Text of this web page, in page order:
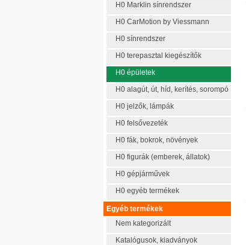
H0 Marklin sínrendszer
H0 CarMotion by Viessmann
H0 sínrendszer
H0 terepasztal kiegészítők
H0 épületek
H0 alagút, út, híd, kerítés, sorompó
H0 jelzők, lámpák
H0 felsővezeték
H0 fák, bokrok, növények
H0 figurák (emberek, állatok)
H0 gépjárművek
H0 egyéb termékek
Egyéb termékek
Nem kategorizált
Katalógusok, kiadványok